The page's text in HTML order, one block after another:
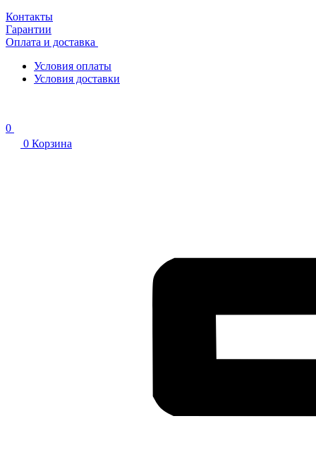
Контакты
Гарантии
Оплата и доставка
Условия оплаты
Условия доставки
0
0 Корзина